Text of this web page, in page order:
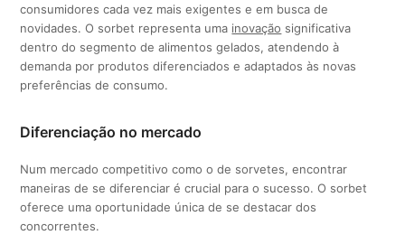
consumidores cada vez mais exigentes e em busca de
novidades. O sorbet representa uma inovação significativa
dentro do segmento de alimentos gelados, atendendo à
demanda por produtos diferenciados e adaptados às novas
preferências de consumo.
Diferenciação no mercado
Num mercado competitivo como o de sorvetes, encontrar
maneiras de se diferenciar é crucial para o sucesso. O sorbet
oferece uma oportunidade única de se destacar dos
concorrentes.